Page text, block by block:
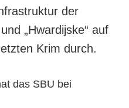
der
„Hwardijske“ auf
Krim durch.
das SBU bei